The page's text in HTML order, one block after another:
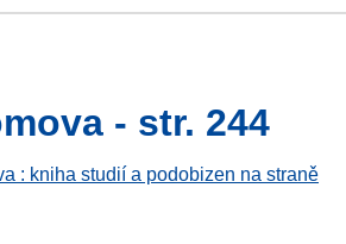
- str. 244
: kniha studií a podobizen na straně